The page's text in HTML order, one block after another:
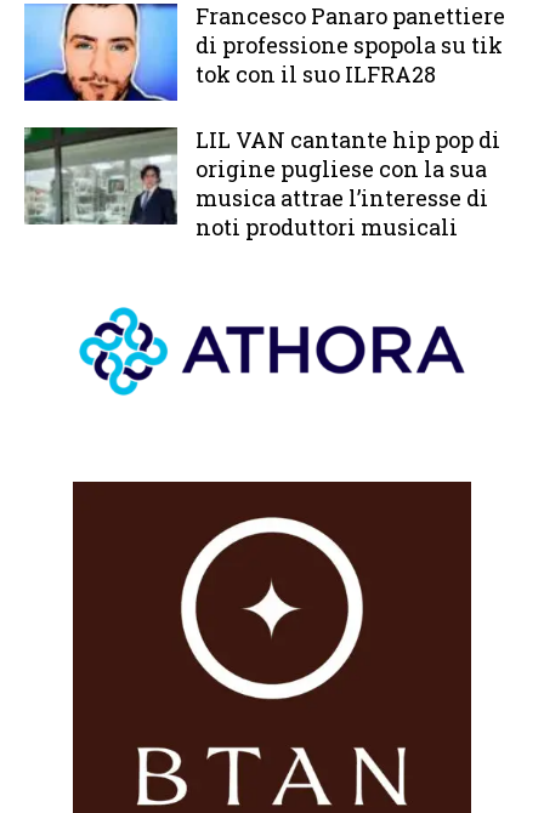
Francesco Panaro panettiere
di professione spopola su tik
tok con il suo ILFRA28
LIL VAN cantante hip pop di
origine pugliese con la sua
musica attrae l’interesse di
noti produttori musicali